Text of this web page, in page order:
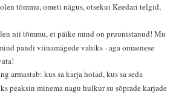
tõmmu, ometi nägus, otsekui Keedari telgid,
nii tõmmu, et päike mind on pruunistanud! Mu
pandi viinamägede vahiks - aga omaenese
armastab: kus sa karja hoiad, kus sa seda
peaksin minema nagu hulkur su sõprade karjade